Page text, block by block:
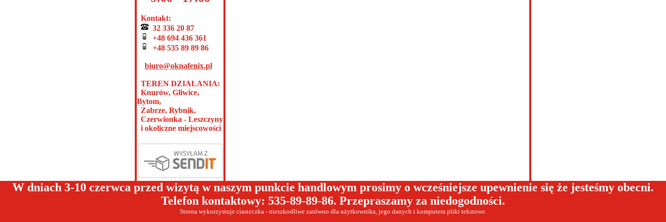
Kontakt:
32 336 20 87
+48 694 436 361
+48 535 89 89 86
biuro@oknafenix.pl
TEREN DZIAŁANIA:
Knurów, Gliwice,
Bytom,
Zabrze, Rybnik,
Czerwionka - Leszczyny
i okoliczne miejscowości
W dniach 3-10 czerwca przed wizytą w naszym punkcie handlowym prosimy o wcześniejsze upewnienie się że jesteśmy obecni.
Telefon kontaktowy: 535-89-89-86. Przepraszamy za niedogodności.
Strona wykorzystuje ciasteczka - nieszkodliwe zarówno dla użytkownika, jego danych i komputera pliki tekstowe.